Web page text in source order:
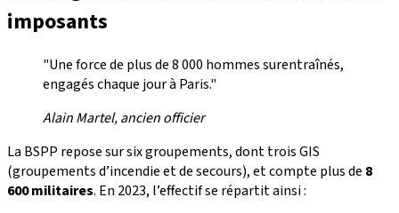
imposants
"Une force de plus de 8 000 hommes surentraînés,
engagés chaque jour à Paris."
Alain Martel, ancien officier
La BSPP repose sur six groupements, dont trois GIS
(groupements d’incendie et de secours), et compte plus de 8
600 militaires. En 2023, l’effectif se répartit ainsi :